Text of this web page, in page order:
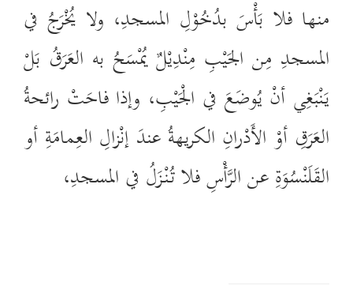
منها فلا بَأْسَ بدُخُوْلِ المسجدِ، ولا يُخْرَجُ في
المسجدِ مِن الجَيْبِ مِنْدِيْلٌ يُمْسَحُ به العَرَقُ بَلْ
يَنْبَغِي أنْ يُوضَعَ في الْجَيْبِ، وإذا فاحَتْ رائحةُ
العَرَقِ أوْ الأَدْرانِ الكريهةُ عندَ إنْزالِ العِمامَةِ أو
القَلَنْسُوَةِ عن الرَّأْسِ فلا تُنْزَلُ في المسجدِ،